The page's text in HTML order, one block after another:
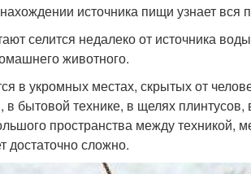
источника пищи узнает вся
селится недалеко от источника
животного.
в укромных местах, скрытых от
бытовой технике, в щелях
пространства между техникой,
достаточно сложно.